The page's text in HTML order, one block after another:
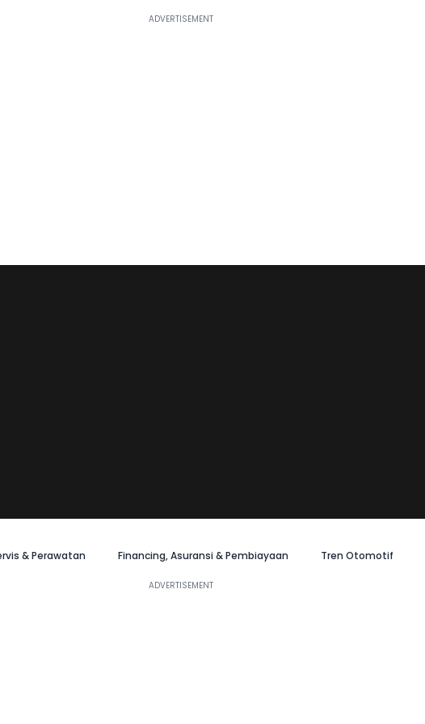
& Perawatan Financing, Asuransi & Pembiayaan Tren Otomotif